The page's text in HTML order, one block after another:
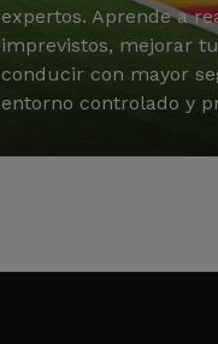
expertos. Aprende a
imprevistos, mejorar
conducir con mayor
entorno controlado y